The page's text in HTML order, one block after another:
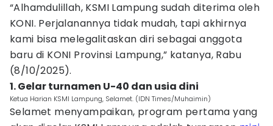
“Alhamdulillah, KSMI Lampung sudah diterima oleh
KONI. Perjalanannya tidak mudah, tapi akhirnya
kami bisa melegalitaskan diri sebagai anggota
baru di KONI Provinsi Lampung,” katanya, Rabu
(8/10/2025).
1. Gelar turnamen U-40 dan usia dini
Ketua Harian KSMI Lampung, Selamet. (IDN Times/Muhaimin)
Selamet menyampaikan, program pertama yang